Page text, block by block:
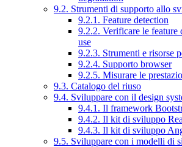
9.2. Strumenti di supporto allo
9.2.1. Feature detection
9.2.2. Verificare le
use
9.2.3. Strumenti e risorse
9.2.4. Supporto browser
9.2.5. Misurare le
9.3. Catalogo del riuso
9.4. Sviluppare con il design
9.4.1. Il framework
9.4.2. Il kit di sviluppo
9.4.3. Il kit di sviluppo
9.5. Sviluppare con i modelli di